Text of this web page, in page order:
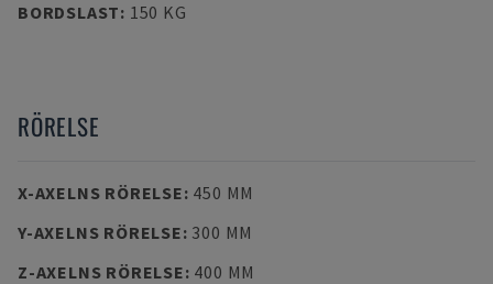
BORDSLAST: 150 KG
RÖRELSE
X-AXELNS RÖRELSE: 450 MM
Y-AXELNS RÖRELSE: 300 MM
Z-AXELNS RÖRELSE: 400 MM